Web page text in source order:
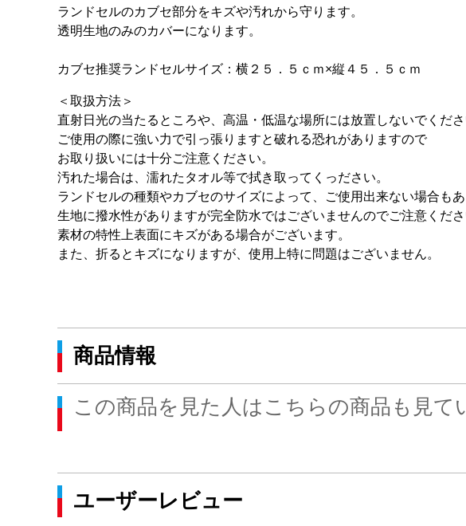
ランドセルのカブセ部分をキズや汚れから守ります。
透明生地のみのカバーになります。
カブセ推奨ランドセルサイズ：横２５．５ｃｍ×縦４５．５ｃｍ
＜取扱方法＞
直射日光の当たるところや、高温・低温な場所には放置しないでくださ
ご使用の際に強い力で引っ張りますと破れる恐れがありますので
お取り扱いには十分ご注意ください。
汚れた場合は、濡れたタオル等で拭き取ってくっださい。
ランドセルの種類やカブセのサイズによって、ご使用出来ない場合もあ
生地に撥水性がありますが完全防水ではございませんのでご注意くださ
素材の特性上表面にキズがある場合がございます。
また、折るとキズになりますが、使用上特に問題はございません。
商品情報
この商品を見た人はこちらの商品も見て
ユーザーレビュー